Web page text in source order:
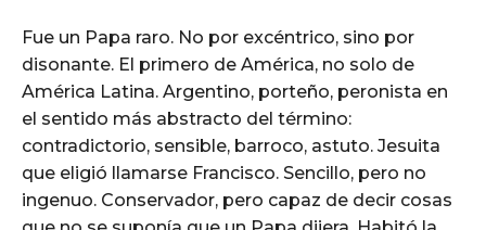
Fue un Papa raro. No por excéntrico, sino por
disonante. El primero de América, no solo de
América Latina. Argentino, porteño, peronista en
el sentido más abstracto del término:
contradictorio, sensible, barroco, astuto. Jesuita
que eligió llamarse Francisco. Sencillo, pero no
ingenuo. Conservador, pero capaz de decir cosas